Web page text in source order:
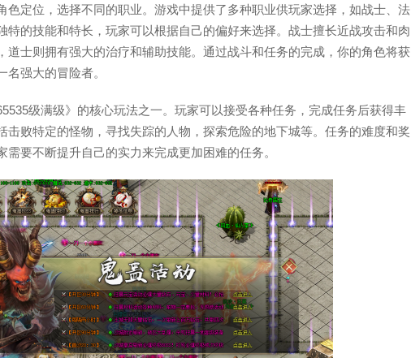
色定位，选择不同的职业。游戏中提供了多种职业供玩家选择，如战士、法
特的技能和特长，玩家可以根据自己的偏好来选择。战士擅长近战攻击和肉
道士则拥有强大的治疗和辅助技能。通过战斗和任务的完成，你的角色将获
强大的冒险者。
级满级》的核心玩法之一。玩家可以接受各种任务，完成任务后获得丰
击败特定的怪物，寻找失踪的人物，探索危险的地下城等。任务的难度和奖
要不断提升自己的实力来完成更加困难的任务。